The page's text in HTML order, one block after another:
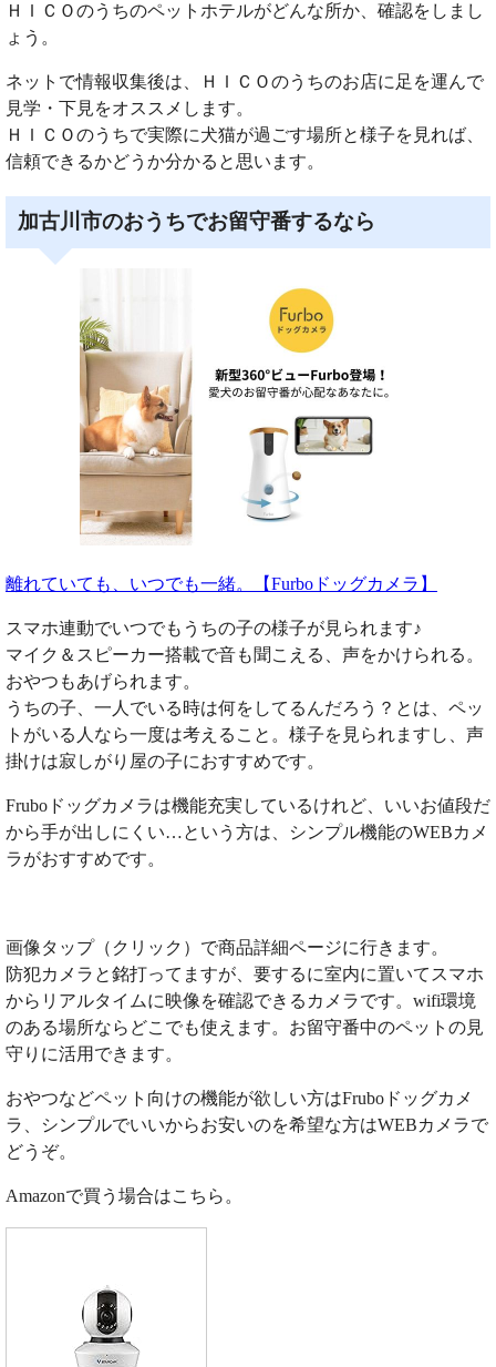
ＨＩＣＯのうちのペットホテルがどんな所か、確認をしまし
ょう。
ネットで情報収集後は、ＨＩＣＯのうちのお店に足を運んで
見学・下見をオススメします。
ＨＩＣＯのうちで実際に犬猫が過ごす場所と様子を見れば、
信頼できるかどうか分かると思います。
加古川市のおうちでお留守番するなら
離れていても、いつでも一緒。【Furboドッグカメラ】
スマホ連動でいつでもうちの子の様子が見られます♪
マイク＆スピーカー搭載で音も聞こえる、声をかけられる。
おやつもあげられます。
うちの子、一人でいる時は何をしてるんだろう？とは、ペッ
トがいる人なら一度は考えること。様子を見られますし、声
掛けは寂しがり屋の子におすすめです。
Fruboドッグカメラは機能充実しているけれど、いいお値段だ
から手が出しにくい…という方は、シンプル機能のWEBカメ
ラがおすすめです。
画像タップ（クリック）で商品詳細ページに行きます。
防犯カメラと銘打ってますが、要するに室内に置いてスマホ
からリアルタイムに映像を確認できるカメラです。wifi環境
のある場所ならどこでも使えます。お留守番中のペットの見
守りに活用できます。
おやつなどペット向けの機能が欲しい方はFruboドッグカメ
ラ、シンプルでいいからお安いのを希望な方はWEBカメラで
どうぞ。
Amazonで買う場合はこちら。